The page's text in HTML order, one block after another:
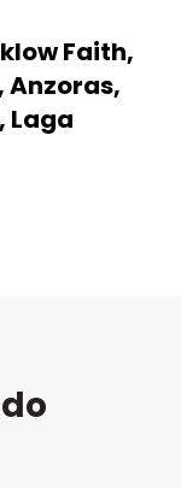
Faith,
Anzoras,
Laga